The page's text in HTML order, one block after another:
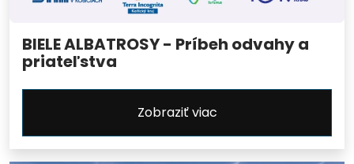
BIELE ALBATROSY - Príbeh odvahy a
priateľstva
Zobraziť viac